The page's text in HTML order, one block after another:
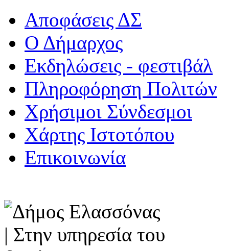
Αποφάσεις ΔΣ
Ο Δήμαρχος
Εκδηλώσεις - φεστιβάλ
Πληροφόρηση Πολιτών
Χρήσιμοι Σύνδεσμοι
Χάρτης Ιστοτόπου
Επικοινωνία